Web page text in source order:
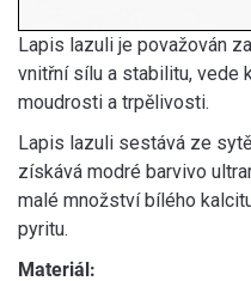
Lapis lazuli je považován
vnitřní sílu a stabilitu, vede
moudrosti a trpělivosti.
Lapis lazuli sestává ze
získává modré barvivo
malé množství bílého
pyritu.
Materiál: